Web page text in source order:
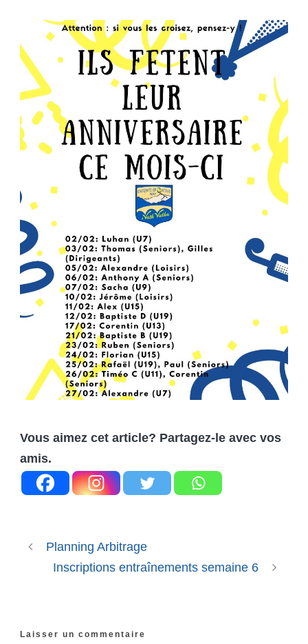
Vous aimez cet article? Partagez-le avec vos
amis.
Planning Arbitrage
Inscriptions entraînements semaine 6
Laisser un commentaire